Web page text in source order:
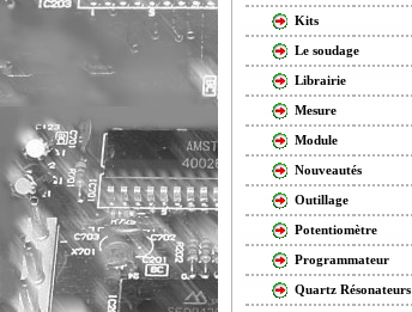
Kits
Le soudage
Librairie
Mesure
Module
Nouveautés
Outillage
Potentiomètre
Programmateur
Quartz Résonateurs